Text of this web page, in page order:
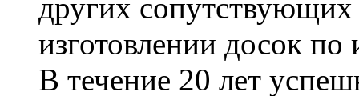
других сопутствующих
изготовлении досок по
В течение 20 лет